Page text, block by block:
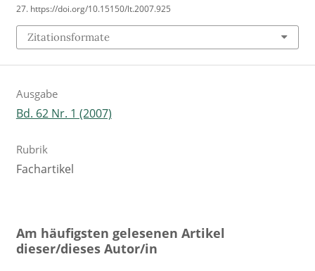
27. https://doi.org/10.15150/lt.2007.925
Zitationsformate
Ausgabe
Bd. 62 Nr. 1 (2007)
Rubrik
Fachartikel
Am häufigsten gelesenen Artikel
dieser/dieses Autor/in